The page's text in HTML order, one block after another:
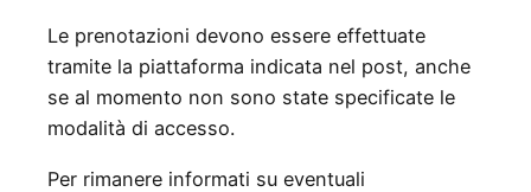
Le prenotazioni devono essere effettuate
tramite la piattaforma indicata nel post, anche
se al momento non sono state specificate le
modalità di accesso.
Per rimanere informati su eventuali